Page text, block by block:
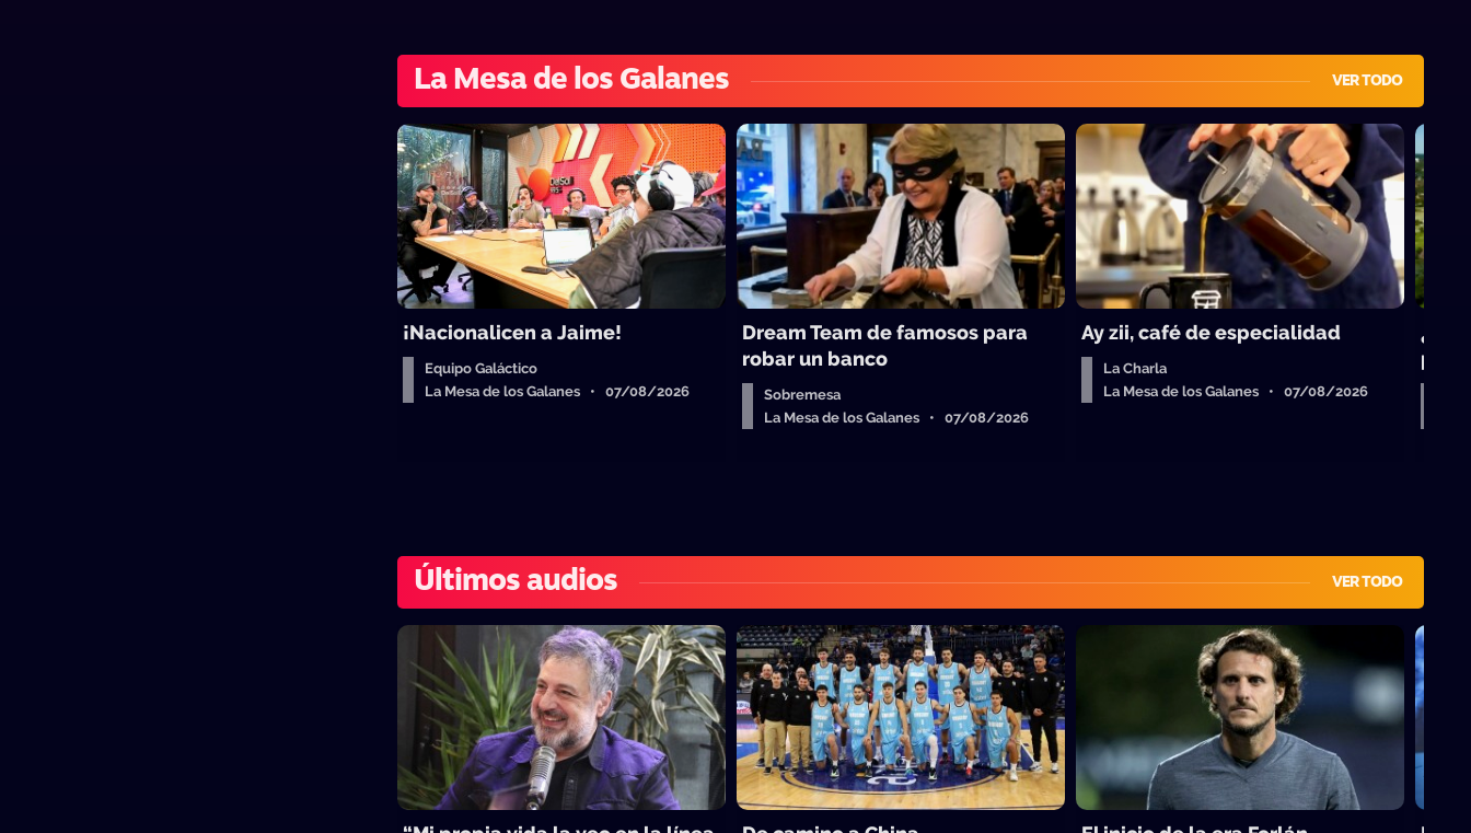
La Mesa de los Galanes VER TODO
¡Nacionalicen a Jaime!
Equipo Galáctico
La Mesa de los Galanes • 07/08/2026
Dream Team de famosos para
robar un banco
Sobremesa
La Mesa de los Galanes • 07/08/2026
Ay zii, café de especialidad
La Charla
La Mesa de los Galanes • 07/08/2026
para
Últimos audios VER TODO